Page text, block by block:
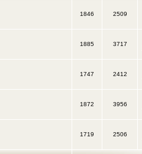
1846 2509
1885 3717
1747 2412
1872 3956
1719 2506